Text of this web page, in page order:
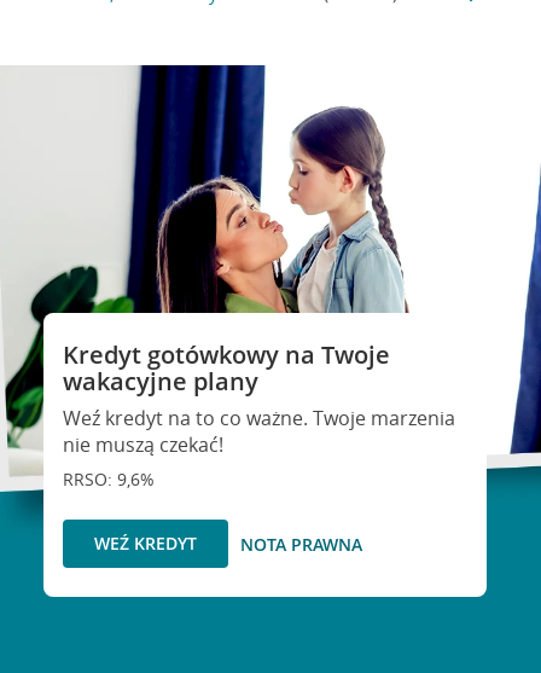
Kredyt gotówkowy na Twoje
wakacyjne plany
Weź kredyt na to co ważne. Twoje marzenia
nie muszą czekać!
RRSO: 9,6%
WEŹ KREDYT NOTA PRAWNA